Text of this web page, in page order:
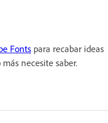
Fonts para recabar ideas
necesite saber.